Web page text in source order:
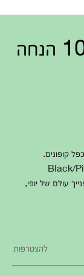
הצטרפי אלינו וקבלי 10% הנחה
קופונים.
עולם של יופי,